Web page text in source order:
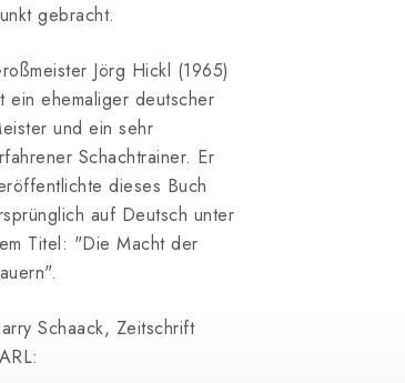
gebracht.
Jörg Hickl (1965)
ein ehemaliger deutscher
und ein sehr
Schachtrainer. Er
dieses Buch
auf Deutsch unter
Titel: "Die Macht der
Schaack, Zeitschrift